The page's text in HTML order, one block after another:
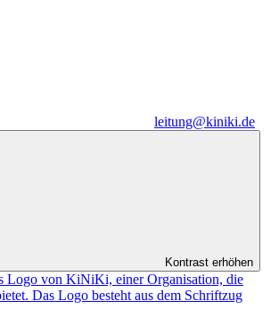
leitung@kiniki.de
Kontrast erhöhen